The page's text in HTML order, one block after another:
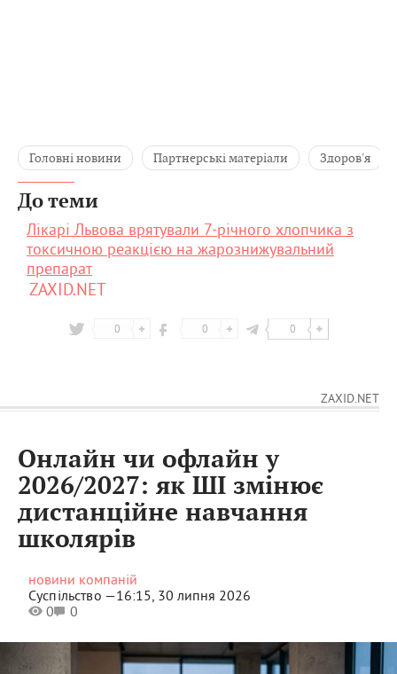
Головні новини Партнерські матеріали Здоров'я
До теми
Лікарі Львова врятували 7-річного хлопчика з
токсичною реакцією на жарознижувальний
препарат
ZAXID.NET
0 0 0
ZAXID.NET
Онлайн чи офлайн у
2026/2027: як ШІ змінює
дистанційне навчання
школярів
новини компаній
Суспільство —16:15, 30 липня 2026
0
0